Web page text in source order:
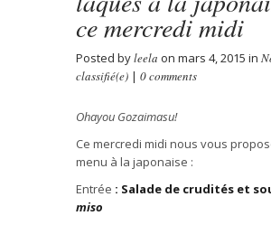
ce mercredi midi
Posted byleela on mars 4, 2015 in
classifié(e) | 0 comments
Ohayou Gozaimasu!
Ce mercredi midi nous vous
menu à la japonaise :
Entrée : Salade de crudités et
miso